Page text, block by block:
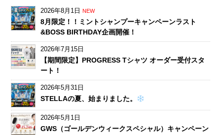
2026年8月1日 NEW
8月限定！！ミントシャンプーキャンペーンラスト
&BOSS BIRTHDAY企画開催！
2026年7月15日
【期間限定】PROGRESS Tシャツ オーダー受付スタ
ート！
2026年5月31日
STELLAの夏、始まりました。
2026年5月1日
GWS（ゴールデンウィークスペシャル）キャンペーン